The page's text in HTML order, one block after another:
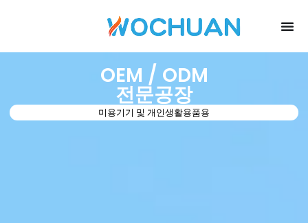
OEM / ODM
전문공장
미용기기 및 개인생활용품용